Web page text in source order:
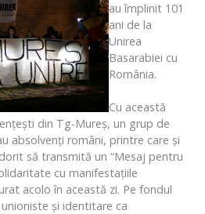
au împlinit 101
ani de la
Unirea
Basarabiei cu
România.
Cu această
din Tg-Mureş, un grup de
absolvenţi români, printre care şi
să transmită un “Mesaj pentru
cu manifestaţiile
acolo în această zi. Pe fondul
şi identitare ca